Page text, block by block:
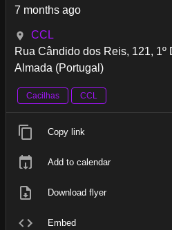
7 months ago
CCL
Rua Cândido dos Reis, 121,
Almada (Portugal)
Cacilhas CCL
Copy link
Add to calendar
Download flyer
Embed